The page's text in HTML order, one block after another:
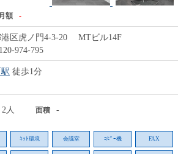
月額 -
港区虎ノ門4-3-20 MTビル14F
974-795
徒歩1分
人 面積 -
ﾈｯﾄ環境 会議室 ｺﾋﾟｰ機 FAX